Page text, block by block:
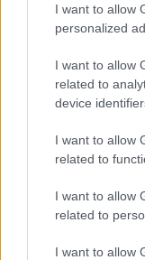
I want to allow
personalized
I want to allow
related to
device
I want to allow
related to
I want to allow
related to
I want to allow
Nagy buli a
2012. 06. 22.|
6-7-8-án fesztivált
egyik fénypontja
mellett a WWF